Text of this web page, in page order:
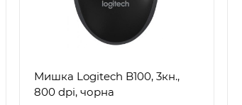
Мишка Logitech B100, 3кн.,
800 dpi, чорна